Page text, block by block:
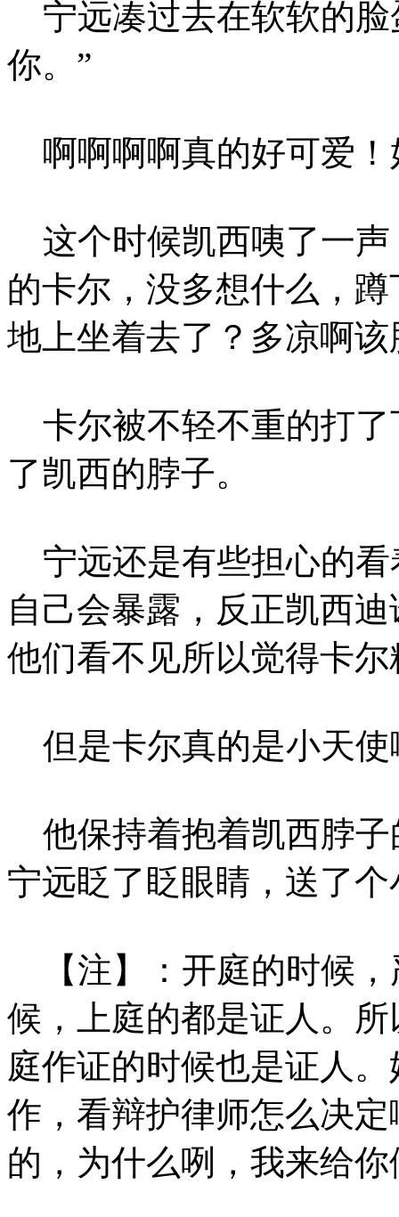
宁远凑过去在软软的脸
你。”
啊啊啊啊真的好可爱！
这个时候凯西咦了一声
的卡尔，没多想什么，
地上坐着去了？多凉啊
卡尔被不轻不重的打了
了凯西的脖子。
宁远还是有些担心的看
自己会暴露，反正凯西
他们看不见所以觉得卡
但是卡尔真的是小天使
他保持着抱着凯西脖子
宁远眨了眨眼睛，送了
【注】：开庭的时候，
候，上庭的都是证人。
庭作证的时候也是证人
作，看辩护律师怎么决
的，为什么咧，我来给